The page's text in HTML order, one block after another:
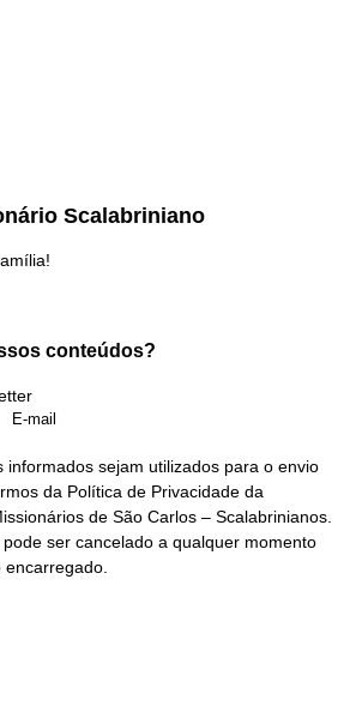
Scalabriniano
conteúdos?
informados sejam utilizados para o envio
da Política de Privacidade da
de São Carlos – Scalabrinianos.
ser cancelado a qualquer momento
encarregado.